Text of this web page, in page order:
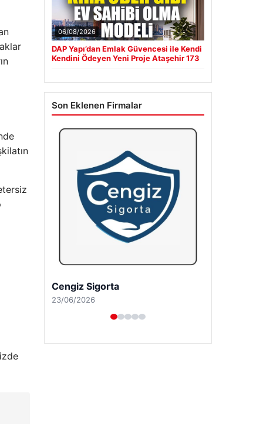
06/08/2026
DAP Yapı’dan Emlak Güvencesi ile Kendi
Kendini Ödeyen Yeni Proje Ataşehir 173
Son Eklenen Firmalar
Hastaş Beton
26/05/2026